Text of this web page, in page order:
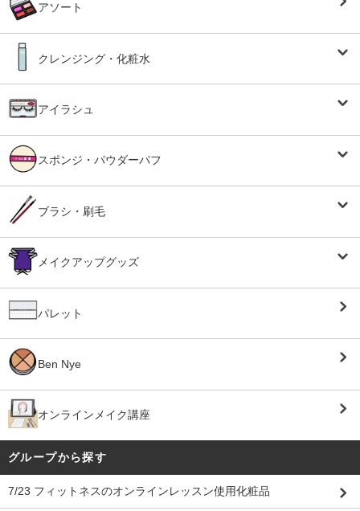
アソート
クレンジング・化粧水
アイラシュ
スポンジ・パウダーパフ
ブラシ・刷毛
メイクアップグッズ
パレット
Ben Nye
オンラインメイク講座
グループから探す
7/23 フィットネスのオンラインレッスン使用化粧品